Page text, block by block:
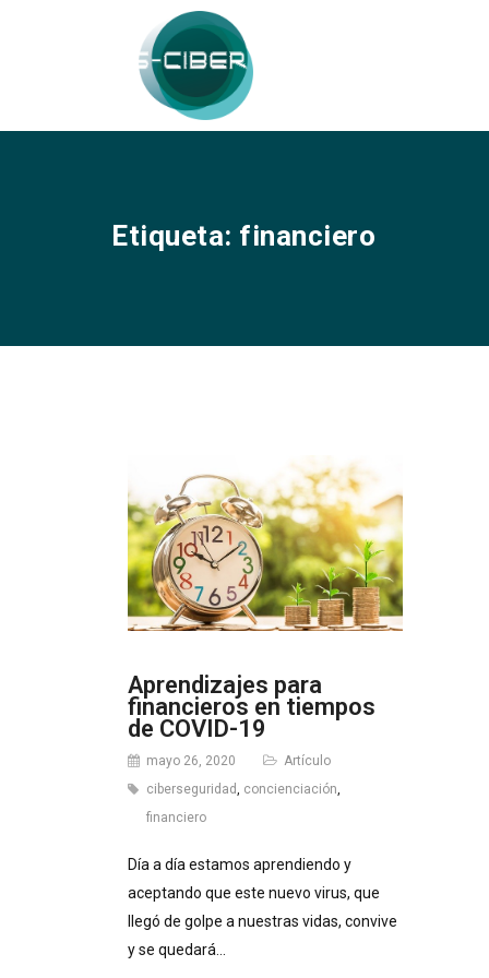
Etiqueta: financiero
Aprendizajes para
financieros en tiempos
de COVID-19
mayo 26, 2020
Artículo
ciberseguridad, concienciación,
financiero
Día a día estamos aprendiendo y
aceptando que este nuevo virus, que
llegó de golpe a nuestras vidas, convive
y se quedará…